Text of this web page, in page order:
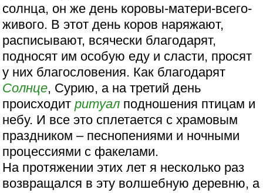
солнца, он же день коровы-матери-всего-
живого. В этот день коров наряжают,
расписывают, всячески благодарят,
подносят им особую еду и сласти, просят
у них благословения. Как благодарят
Солнце, Сурию, а на третий день
происходитритуал подношения птицам и
небу. И все это сплетается с храмовым
праздником – песнопениями и ночными
процессиями с факелами.
На протяжении этих лет я несколько раз
возвращался в эту волшебную деревню, а